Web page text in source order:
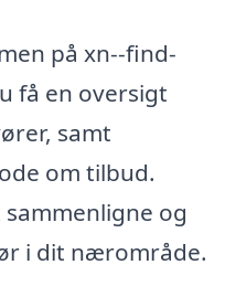
på xn--find-
få en oversigt
samt
om tilbud.
og
i dit nærområde.